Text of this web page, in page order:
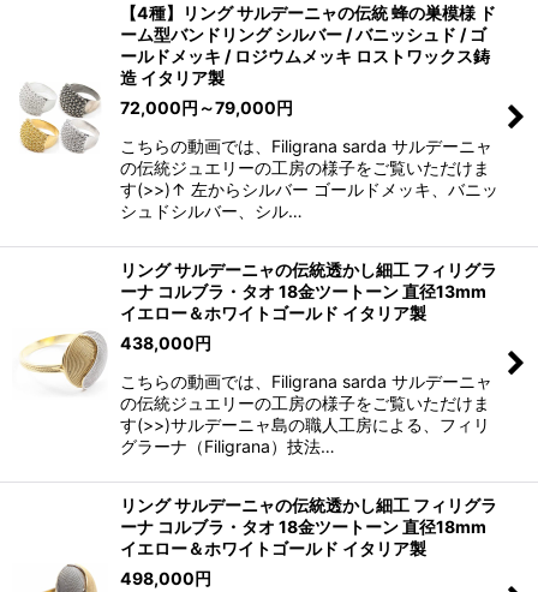
【4種】リング サルデーニャの伝統 蜂の巣模様 ド
ーム型バンドリング シルバー / バニッシュド / ゴ
ールドメッキ / ロジウムメッキ ロストワックス鋳
造 イタリア製
72,000円 ～79,000円
こちらの動画では、Filigrana sarda サルデーニャ
の伝統ジュエリーの工房の様子をご覧いただけま
す(>>)↑ 左からシルバー ゴールドメッキ、バニッ
シュドシルバー、シル…
リング サルデーニャの伝統透かし細工 フィリグラ
ーナ コルブラ・タオ 18金ツートーン 直径13mm
イエロー＆ホワイトゴールド イタリア製
438,000円
こちらの動画では、Filigrana sarda サルデーニャ
の伝統ジュエリーの工房の様子をご覧いただけま
す(>>)サルデーニャ島の職人工房による、フィリ
グラーナ（Filigrana）技法…
リング サルデーニャの伝統透かし細工 フィリグラ
ーナ コルブラ・タオ 18金ツートーン 直径18mm
イエロー＆ホワイトゴールド イタリア製
498,000円